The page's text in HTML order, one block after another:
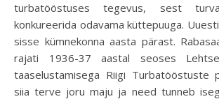
turbatööstuses tegevus, sest
konkureerida odavama küttepuuga.
sisse kümnekonna aasta pärast.
rajati 1936-37 aastal seoses
taaselustamisega Riigi Turbatööstuste
siia terve joru maju ja need tunneb